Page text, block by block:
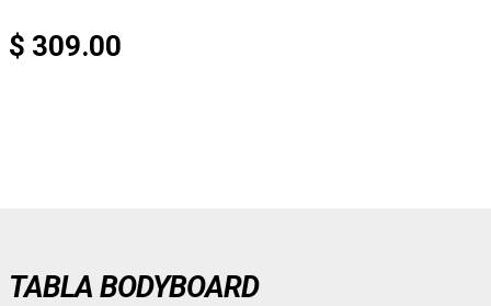
$ 309.00
TABLA BODYBOARD